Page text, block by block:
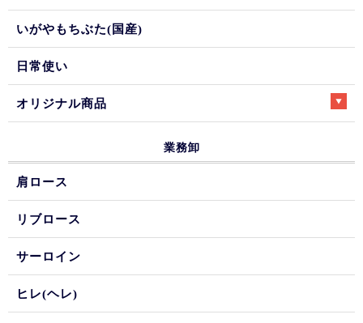
いがやもちぶた(国産)
日常使い
オリジナル商品
業務卸
肩ロース
リブロース
サーロイン
ヒレ(ヘレ)